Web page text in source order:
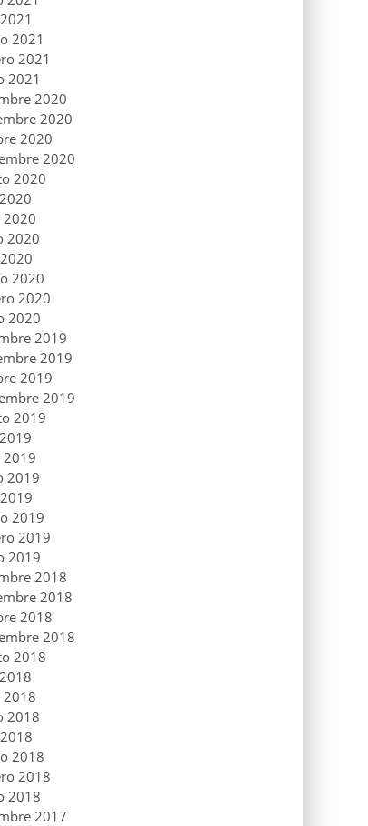
2021
2021
2021
2020
2020
2020
2020
2020
2020
2020
2020
2020
2019
2019
2019
2019
2019
2019
2019
2019
2019
2018
2018
2018
2018
2018
2018
2018
2018
2018
2017